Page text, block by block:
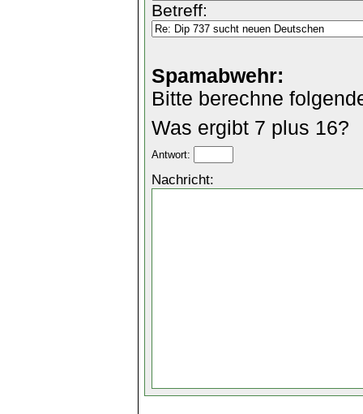
Betreff:
Spamabwehr:
Bitte berechne
Was ergibt 7 plus 16?
Antwort:
Nachricht: